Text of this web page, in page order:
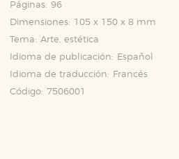
Páginas: 96
Dimensiones: 105 x 150 x 8 mm
Tema: Arte, estética
Idioma de publicación:
Español
Idioma de traducción:
Francés
Código: 7506001